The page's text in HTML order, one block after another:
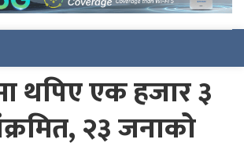
थपिए एक हजार ३
२३ जनाको